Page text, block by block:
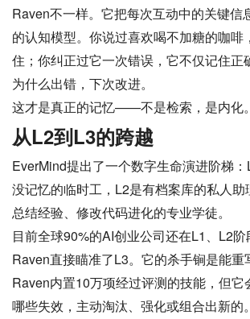
Raven不一样。它把每次互动中的关键信
的认知模型。你说过喜欢喝不加糖的咖啡
住；你纠正过它一次错误，它不仅记住正
为什么出错，下次改进。
这才是真正的记忆——不是检索，是内化。
从L2到L3的跨越
EverMind提出了一个数字生命演进阶梯
没记忆的临时工，L2是有档案库的私人助
总结经验、修改代码进化的专业学徒。
目前全球90%的AI创业公司还在L1、L2阶
Raven直接瞄准了L3。它的杀手锏是能重
Raven内置10万项经过评测的技能，但它
哪些失效，主动淘汰、强化或组合出新的